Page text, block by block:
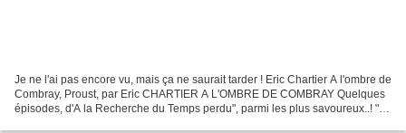
Je ne l'ai pas encore vu, mais ça ne saurait tarder ! Eric Chartier A l'ombre de
Combray, Proust, par Eric CHARTIER A L'OMBRE DE COMBRAY Quelques
épisodes, d'A la Recherche du Temps perdu", parmi les plus savoureux..! "La